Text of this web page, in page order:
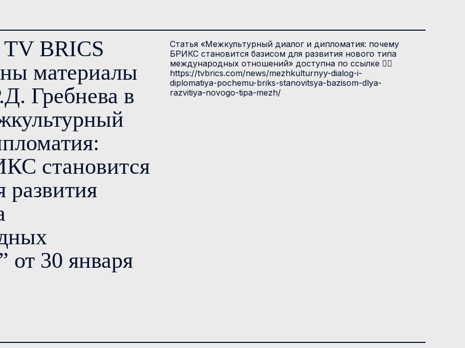
BRICS
материалы
Гребнева в
становится
развития
от 30 января
Статья «Межкультурный диалог и дипломатия: почему
БРИКС становится базисом для развития нового типа
международных отношений» доступна по ссылке 👉🏻
https://tvbrics.com/news/mezhkulturnyy-dialog-i-
diplomatiya-pochemu-briks-stanovitsya-bazisom-dlya-
razvitiya-novogo-tipa-mezh/